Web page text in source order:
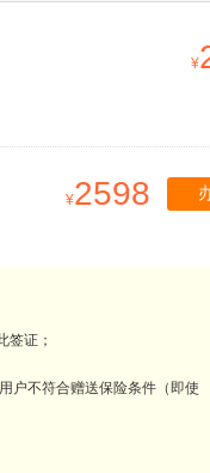
2598
签证；
户不符合赠送保险条件（即使